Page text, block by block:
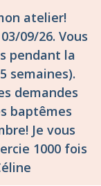
atelier!
09/26. Vous
pendant la
semaines).
demandes
baptêmes
Je vous
1000 fois